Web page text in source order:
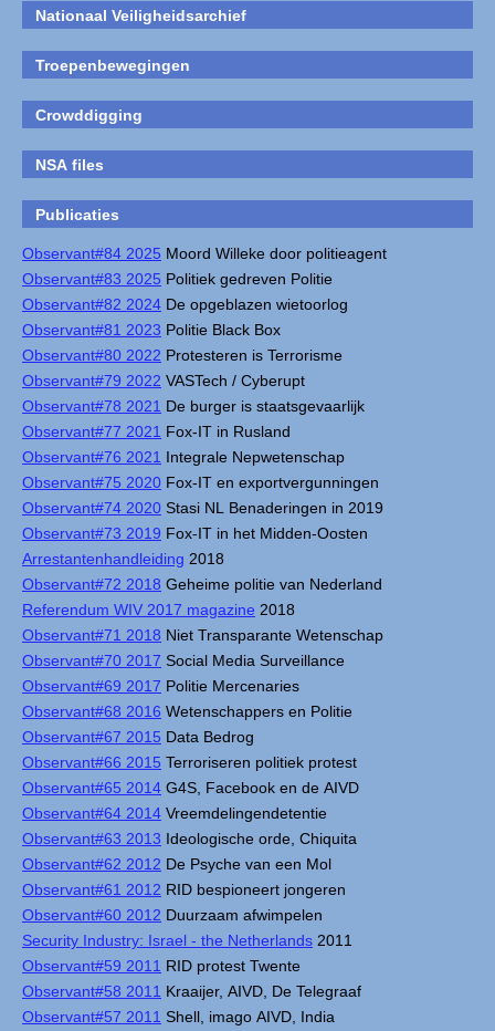
Nationaal Veiligheidsarchief
Troepenbewegingen
Crowddigging
NSA files
Publicaties
Observant#84 2025 Moord Willeke door politieagent
Observant#83 2025 Politiek gedreven Politie
Observant#82 2024 De opgeblazen wietoorlog
Observant#81 2023 Politie Black Box
Observant#80 2022 Protesteren is Terrorisme
Observant#79 2022 VASTech / Cyberupt
Observant#78 2021 De burger is staatsgevaarlijk
Observant#77 2021 Fox-IT in Rusland
Observant#76 2021 Integrale Nepwetenschap
Observant#75 2020 Fox-IT en exportvergunningen
Observant#74 2020 Stasi NL Benaderingen in 2019
Observant#73 2019 Fox-IT in het Midden-Oosten
Arrestantenhandleiding 2018
Observant#72 2018 Geheime politie van Nederland
Referendum WIV 2017 magazine 2018
Observant#71 2018 Niet Transparante Wetenschap
Observant#70 2017 Social Media Surveillance
Observant#69 2017 Politie Mercenaries
Observant#68 2016 Wetenschappers en Politie
Observant#67 2015 Data Bedrog
Observant#66 2015 Terroriseren politiek protest
Observant#65 2014 G4S, Facebook en de AIVD
Observant#64 2014 Vreemdelingendetentie
Observant#63 2013 Ideologische orde, Chiquita
Observant#62 2012 De Psyche van een Mol
Observant#61 2012 RID bespioneert jongeren
Observant#60 2012 Duurzaam afwimpelen
Security Industry: Israel - the Netherlands 2011
Observant#59 2011 RID protest Twente
Observant#58 2011 Kraaijer, AIVD, De Telegraaf
Observant#57 2011 Shell, imago AIVD, India